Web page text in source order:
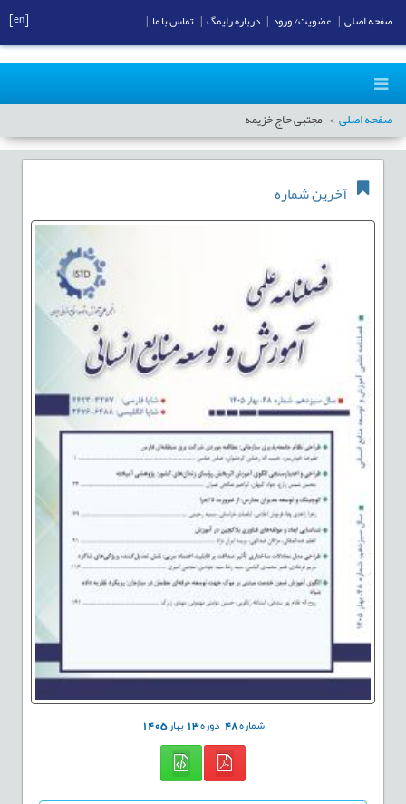
صفحه اصلی مجتبی حاج خزیمه
آخرین شماره
شماره48 دوره13بهار1405
صفحه اصلی عضویت/ ورود درباره رایمگ تماس با ما